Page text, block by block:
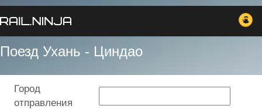
Поезд Ухань - Циндао
Город
отправления